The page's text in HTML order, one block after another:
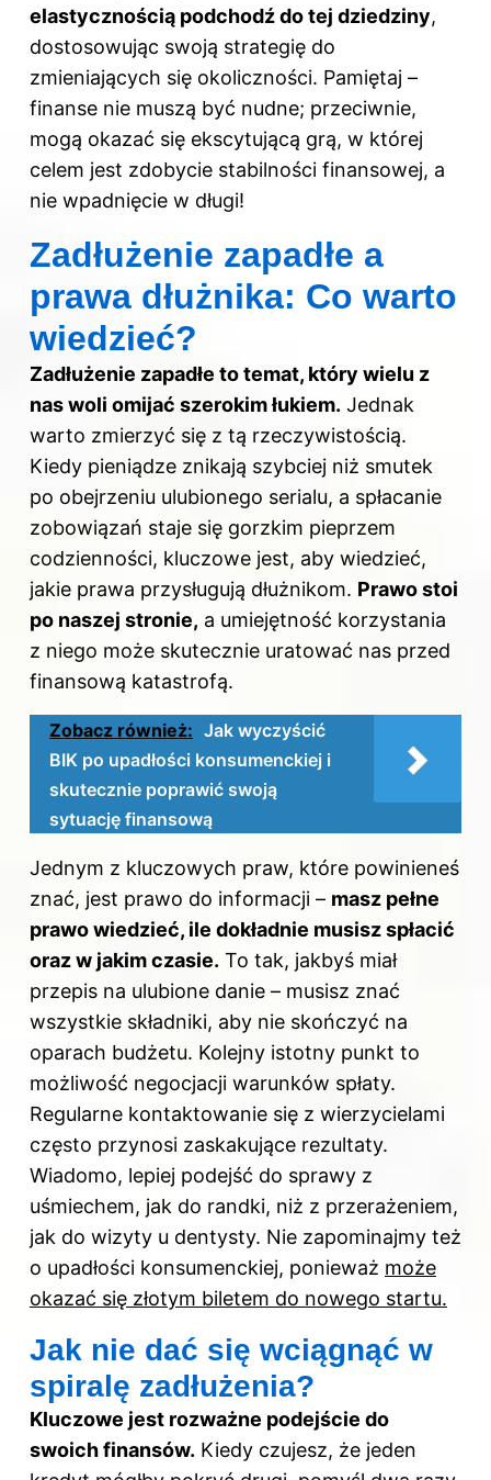
elastycznością podchodź do tej dziedziny,
dostosowując swoją strategię do
zmieniających się okoliczności. Pamiętaj –
finanse nie muszą być nudne; przeciwnie,
mogą okazać się ekscytującą grą, w której
celem jest zdobycie stabilności finansowej, a
nie wpadnięcie w długi!
Zadłużenie zapadłe a
prawa dłużnika: Co warto
wiedzieć?
Zadłużenie zapadłe to temat, który wielu z
nas woli omijać szerokim łukiem. Jednak
warto zmierzyć się z tą rzeczywistością.
Kiedy pieniądze znikają szybciej niż smutek
po obejrzeniu ulubionego serialu, a spłacanie
zobowiązań staje się gorzkim pieprzem
codzienności, kluczowe jest, aby wiedzieć,
jakie prawa przysługują dłużnikom. Prawo stoi
po naszej stronie, a umiejętność korzystania
z niego może skutecznie uratować nas przed
finansową katastrofą.
Zobacz również: Jak wyczyścić
BIK po upadłości konsumenckiej i
skutecznie poprawić swoją
sytuację finansową
Jednym z kluczowych praw, które powinieneś
znać, jest prawo do informacji – masz pełne
prawo wiedzieć, ile dokładnie musisz spłacić
oraz w jakim czasie. To tak, jakbyś miał
przepis na ulubione danie – musisz znać
wszystkie składniki, aby nie skończyć na
oparach budżetu. Kolejny istotny punkt to
możliwość negocjacji warunków spłaty.
Regularne kontaktowanie się z wierzycielami
często przynosi zaskakujące rezultaty.
Wiadomo, lepiej podejść do sprawy z
uśmiechem, jak do randki, niż z przerażeniem,
jak do wizyty u dentysty. Nie zapominajmy też
o upadłości konsumenckiej, ponieważ może
okazać się złotym biletem do nowego startu.
Jak nie dać się wciągnąć w
spiralę zadłużenia?
Kluczowe jest rozważne podejście do
swoich finansów. Kiedy czujesz, że jeden